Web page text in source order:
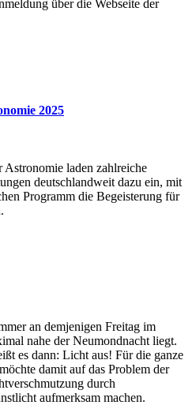
über die Webseite der
2025
laden zahlreiche
deutschlandweit dazu ein, mit
Programm die Begeisterung für
an demjenigen Freitag im
nahe der Neumondnacht liegt.
es dann: Licht aus! Für die ganze
damit auf das Problem der
durch
aufmerksam machen.